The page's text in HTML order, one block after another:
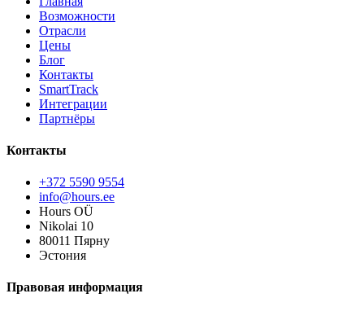
Возможности
Отрасли
Цены
Блог
Контакты
SmartTrack
Интеграции
Партнёры
Контакты
+372 5590 9554
info@hours.ee
Hours OÜ
Nikolai 10
80011 Пярну
Эстония
Правовая информация